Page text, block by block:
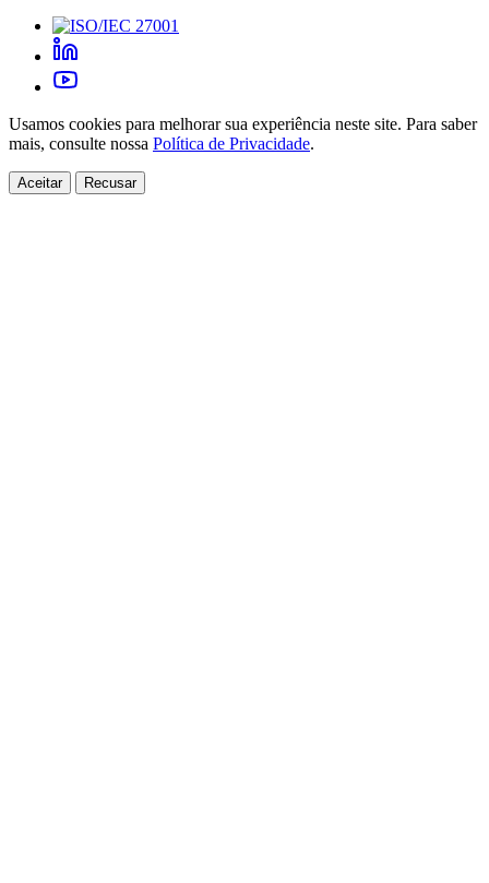
Usamos cookies para melhorar sua experiência neste site. Para saber
mais, consulte nossa Política de Privacidade.
Aceitar Recusar